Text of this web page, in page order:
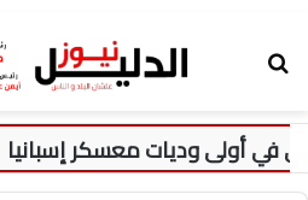
أولى وديات معسكر إسبانيا